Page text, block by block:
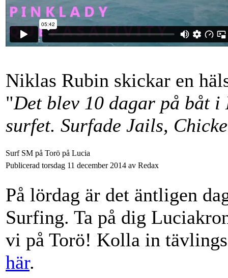
Niklas Rubin skickar en
"Det blev 10 dagar på båt
surfet. Surfade Jails,
Surf SM på Torö på Lucia
Publicerad torsdag 11 december 2014 av Redax
På lördag är det äntligen
Surfing. Ta på dig
vi på Torö! Kolla in
här.